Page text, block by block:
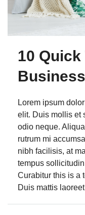
10
Lorem ipsum
elit. Duis mollis et
odio neque.
rutrum mi
nibh facilisis, at
tempus
Curabitur this is a
Duis mattis